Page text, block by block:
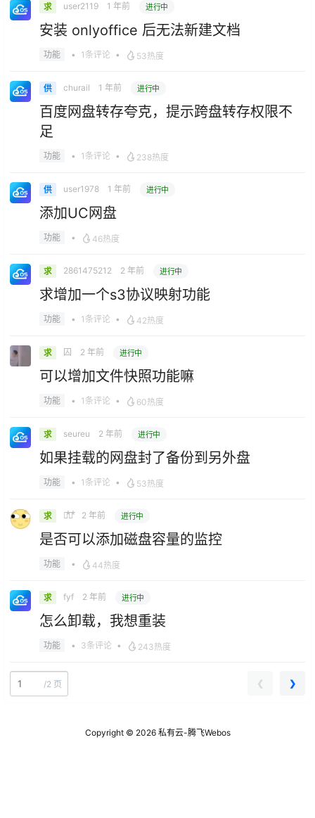
求 user2119 1 年前 进行中
安装 onlyoffice 后无法新建文档
功能 • 1条评论 • 53热度
供 churail 1 年前 进行中
百度网盘转存夸克，提示跨盘转存权限不
足
功能 • 1条评论 • 238热度
供 user1978 1 年前 进行中
添加UC网盘
功能 • 46热度
求 2861475212 2 年前 进行中
求增加一个s3协议映射功能
功能 • 1条评论 • 42热度
求 囚 2 年前 进行中
可以增加文件快照功能嘛
功能 • 1条评论 • 60热度
求 seureu 2 年前 进行中
如果挂载的网盘封了备份到另外盘
功能 • 1条评论 • 53热度
求 嘿⃰嘿⃰ 2 年前 进行中
是否可以添加磁盘容量的监控
功能 • 44热度
求 fyf 2 年前 进行中
怎么卸载，我想重装
功能 • 3条评论 • 243热度
/2 页 ❮ ❯
请问迅雷网盘的接口是逆向的还是有跟迅雷合作的api
Copyright © 2026私有云-腾飞Webos